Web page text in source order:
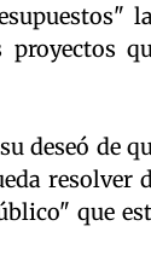
proyectos
deseó de
resolver
que